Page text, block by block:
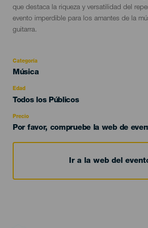
que destaca la riqueza y versatilidad del
evento imperdible para los amantes de la
guitarra.
Categoría
Categoría
evento
Música
Edad
Edad
Todos los Públicos
Precio
Por favor, compruebe la web de
Ir a la web del